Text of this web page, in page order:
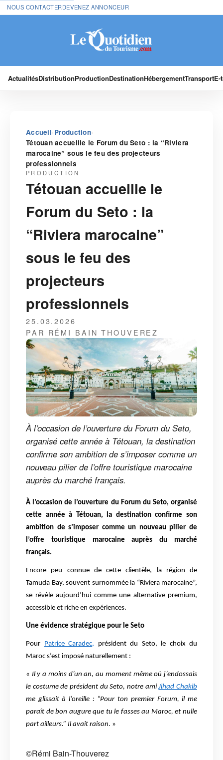
NOUS CONTACTERDEVENEZ ANNONCEUR
ActualitésDistributionProductionDestinationHébergementTransport
Accueil›Production›
Tétouan accueille le Forum du Seto : la “Riviera
marocaine” sous le feu des projecteurs
professionnels
PRODUCTION
Tétouan accueille le
Forum du Seto : la
“Riviera marocaine”
sous le feu des
projecteurs
professionnels
25.03.2026
PAR RÉMI BAIN THOUVEREZ
À l’occasion de l’ouverture du Forum du Seto,
organisé cette année à Tétouan, la destination
confirme son ambition de s’imposer comme un
nouveau pilier de l’offre touristique marocaine
auprès du marché français.
À l’occasion de l’ouverture du Forum du Seto, organisé
cette année à Tétouan, la destination confirme son
ambition de s’imposer comme un nouveau pilier de
l’offre touristique marocaine auprès du marché
français.
Encore peu connue de cette clientèle, la région de
Tamuda Bay, souvent surnommée la “Riviera marocaine”,
se révèle aujourd’hui comme une alternative premium,
accessible et riche en expériences.
Une évidence stratégique pour le Seto
Pour Patrice Caradec, président du Seto, le choix du
Maroc s’est imposé naturellement :
« Il y a moins d’un an, au moment même où j’endossais
le costume de président du Seto, notre amiJihad Chakib
me glissait à l’oreille : “Pour ton premier Forum, il me
paraît de bon augure que tu le fasses au Maroc, et nulle
part ailleurs.” Il avait raison. »
©Rémi Bain-Thouverez